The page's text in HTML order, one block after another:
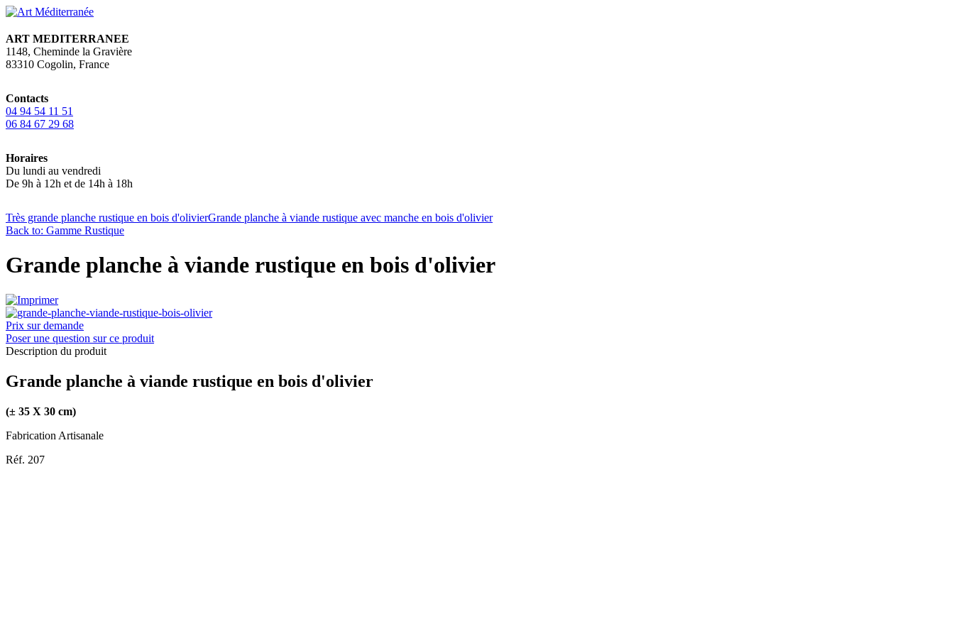
ART MEDITERRANEE
1148, Cheminde la Gravière
83310 Cogolin, France
Contacts
04 94 54 11 51
06 84 67 29 68
Horaires
Du lundi au vendredi
De 9h à 12h et de 14h à 18h
Très grande planche rustique en bois d'olivierGrande planche à viande rustique avec manche en bois d'olivier
Back to: Gamme Rustique
Grande planche à viande rustique en bois d'olivier
Prix sur demande
Poser une question sur ce produit
Description du produit
Grande planche à viande rustique en bois d'olivier
(± 35 X 30 cm)
Fabrication Artisanale
Réf. 207